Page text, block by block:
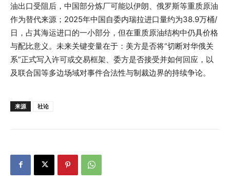
油出口受阻后，中国部分炼厂可能以伊朗、俄罗斯等重质原油
作为替代来源；2025年中国自委内瑞拉进口量约为38.9万桶/
日，占其海运进口的一小部分，但在重质原油结构中仍具价格
与配比意义。未来关键变量在于：美方是否将“切断对华俄关
系”正式写入许可或交易框架、委方是否接受并如何回应，以
及联合国等多边场域对事件合法性与制裁边界的持续争论。
来源 社论